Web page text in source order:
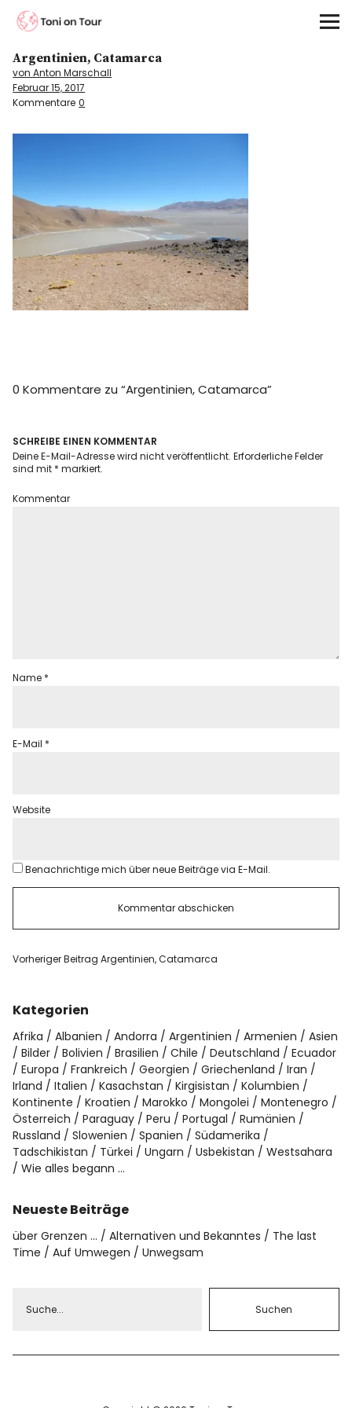
Toni on Tour
Startseite
About
Kontinente
Kontakt
Argentinien, Catamarca
von Anton Marschall
Februar 15, 2017
Kommentare 0
0 Kommentare zu “Argentinien, Catamarca”
SCHREIBE EINEN KOMMENTAR
Deine E-Mail-Adresse wird nicht veröffentlicht. Erforderliche Felder
sind mit * markiert.
Kommentar
Name *
E-Mail *
Website
Benachrichtige mich über neue Beiträge via E-Mail.
Vorheriger Beitrag Argentinien, Catamarca
Kategorien
Afrika Albanien Andorra Argentinien Armenien
Asien
Bilder
Bolivien Brasilien Chile Deutschland
Ecuador
Europa
Frankreich Georgien Griechenland
Iran
Irland
Italien Kasachstan Kirgisistan
Kolumbien
Kontinente
Kroatien Marokko Mongolei
Montenegro
Österreich
Paraguay Peru Portugal
Rumänien
Russland
Slowenien Spanien
Südamerika
Tadschikistan
Türkei Ungarn Usbekistan
Westsahara
Wie alles begann …
Neueste Beiträge
über Grenzen … Alternativen und Bekanntes
The last
Time
Auf Umwegen Unwegsam